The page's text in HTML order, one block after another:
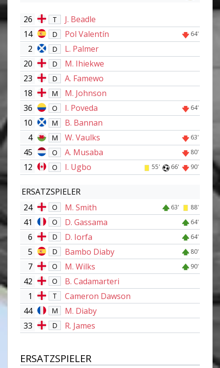
26 T
J. Beadle
14
D Pol Valentín 64'
2 D
L. Palmer
20
D
M. Ihiekwe
23
D
A. Famewo
18
M
M. Johnson
36
O I. Poveda 64'
10 M
B. Bannan
4
M W. Vaulks 63'
45 O A. Musaba 80'
12 O I. Ugbo 55' 66' 90'
ERSATZSPIELER
24
O M. Smith 63' 88'
41 O D. Gassama 64'
6 D D. Iorfa 64'
5 D Bambo Diaby 80'
7 O M. Wilks 90'
42 O
B. Cadamarteri
1
T
Cameron Dawson
44
M
M. Diaby
33
D R. James
ERSATZSPIELER